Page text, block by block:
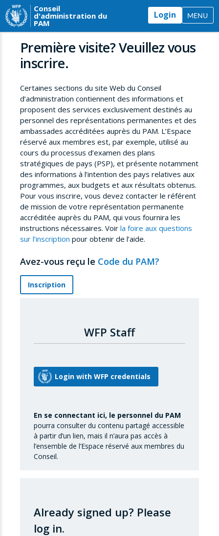
Conseil
d'administration du
PAM
Login MENU
Première visite? Veuillez vous
inscrire.
Certaines sections du site Web du Conseil
d’administration contiennent des informations et
proposent des services exclusivement destinés au
personnel des représentations permanentes et des
ambassades accréditées auprès du PAM. L’Espace
réservé aux membres est, par exemple, utilisé au
cours du processus d’examen des plans
stratégiques de pays (PSP), et présente notamment
des informations à l’intention des pays relatives aux
programmes, aux budgets et aux résultats obtenus.
Pour vous inscrire, vous devez contacter le référent
de mission de votre représentation permanente
accréditée auprès du PAM, qui vous fournira les
instructions nécessaires. Voir la foire aux questions
sur l’inscription pour obtenir de l’aide.
Avez-vous reçu le Code du PAM?
Inscription
WFP Staff
En se connectant ici, le personnel du PAM
pourra consulter du contenu partagé accessible
à partir d’un lien, mais il n’aura pas accès à
l’ensemble de l’Espace réservé aux membres du
Conseil.
Already signed up? Please
log in.